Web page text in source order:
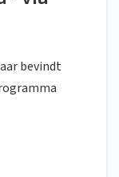
bevindt